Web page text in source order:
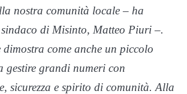
nostra comunità locale – ha
di Misinto, Matteo Piuri –.
dimostra come anche un piccolo
gestire grandi numeri con
sicurezza e spirito di comunità. Alla